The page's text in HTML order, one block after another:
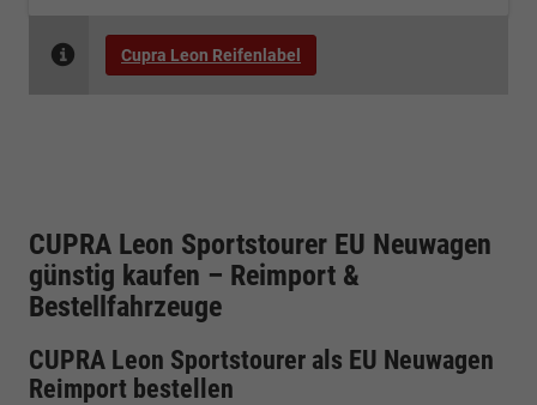
Cupra Leon Reifenlabel
CUPRA Leon Sportstourer EU Neuwagen
günstig kaufen – Reimport &
Bestellfahrzeuge
CUPRA Leon Sportstourer als EU Neuwagen
Reimport bestellen